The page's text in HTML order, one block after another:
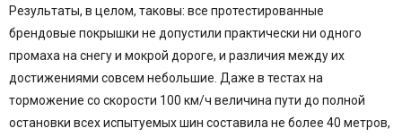
Результаты, в целом, таковы: все протестированные
брендовые покрышки не допустили практически ни одного
промаха на снегу и мокрой дороге, и различия между их
достижениями совсем небольшие. Даже в тестах на
торможение со скорости 100 км/ч величина пути до полной
остановки всех испытуемых шин составила не более 40 метров,